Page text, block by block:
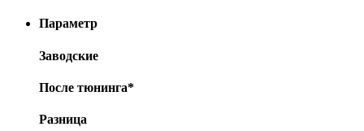
Параметр
Заводские
После тюнинга*
Разница